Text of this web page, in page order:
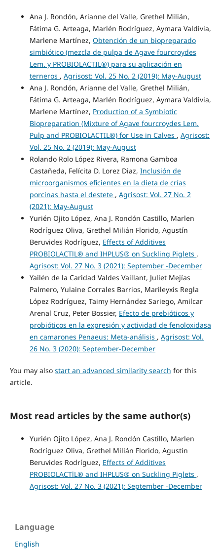
Ana J. Rondón, Arianne del Valle, Grethel Milián,
Fátima G. Arteaga, Marlén Rodríguez, Aymara Valdivia,
Marlene Martínez, Obtención de un biopreparado
simbiótico (mezcla de pulpa de Agave fourcroydes
Lem. y PROBIOLACTIL®) para su aplicación en
terneros , Agrisost: Vol. 25 No. 2 (2019): May-August
Ana J. Rondón, Arianne del Valle, Grethel Milián,
Fátima G. Arteaga, Marlén Rodríguez, Aymara Valdivia,
Marlene Martínez, Production of a Symbiotic
Biopreparation (Mixture of Agave fourcroydes Lem.
Pulp and PROBIOLACTIL®) for Use in Calves , Agrisost:
Vol. 25 No. 2 (2019): May-August
Rolando Rolo López Rivera, Ramona Gamboa
Castañeda, Felícita D. Lorez Diaz, Inclusión de
microorganismos eficientes en la dieta de crías
porcinas hasta el destete , Agrisost: Vol. 27 No. 2
(2021): May-August
Yurién Ojito López, Ana J. Rondón Castillo, Marlen
Rodríguez Oliva, Grethel Milián Florido, Agustín
Beruvides Rodríguez, Effects of Additives
PROBIOLACTlL® and IHPLUS® on Suckling Piglets ,
Agrisost: Vol. 27 No. 3 (2021): September -December
Yailén de la Caridad Valdes Vaillant, Juliet Mejías
Palmero, Yulaine Corrales Barrios, Marileyxis Regla
López Rodríguez, Taimy Hernández Sariego, Amilcar
Arenal Cruz, Peter Bossier, Efecto de prebióticos y
probióticos en la expresión y actividad de fenoloxidasa
en camarones Penaeus: Meta-análisis , Agrisost: Vol.
26 No. 3 (2020): September-December
You may also start an advanced similarity search for this
article.
Most read articles by the same author(s)
Yurién Ojito López, Ana J. Rondón Castillo, Marlen
Rodríguez Oliva, Grethel Milián Florido, Agustín
Beruvides Rodríguez, Effects of Additives
PROBIOLACTlL® and IHPLUS® on Suckling Piglets ,
Agrisost: Vol. 27 No. 3 (2021): September -December
Language
English